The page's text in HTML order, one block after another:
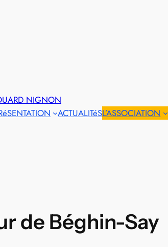
NIGNON
ACTUALITéSL’ASSOCIATION
de Béghin-Say